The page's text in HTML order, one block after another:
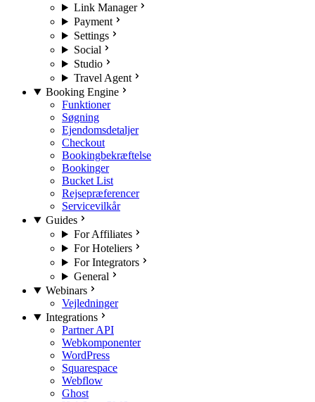
Link Manager
Payment
Settings
Social
Studio
Travel Agent
Booking Engine
Funktioner
Søgning
Ejendomsdetaljer
Checkout
Bookingbekræftelse
Bookinger
Bucket List
Rejsepræferencer
Servicevilkår
Guides
For Affiliates
For Hoteliers
For Integrators
General
Webinars
Vejledninger
Integrations
Partner API
Webkomponenter
WordPress
Squarespace
Webflow
Ghost